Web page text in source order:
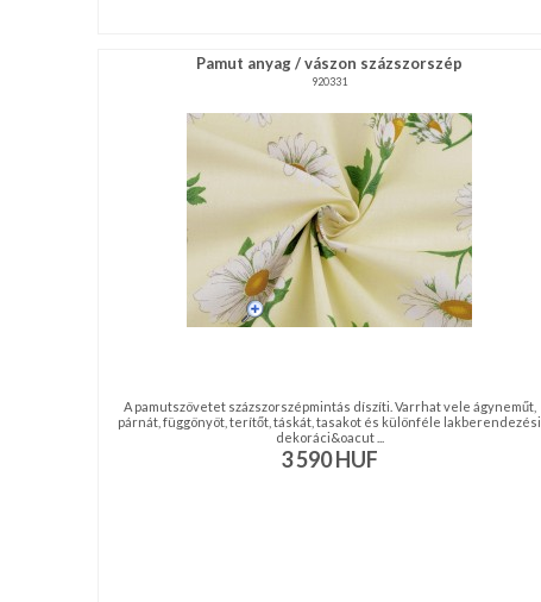
Pamut anyag / vászon százszorszép
920331
A pamutszövetet százszorszépmintás díszíti. Varrhat vele ágyneműt,
párnát, függönyöt, terítőt, táskát, tasakot és különféle lakberendezési
dekoráci&oacut ...
3 590HUF